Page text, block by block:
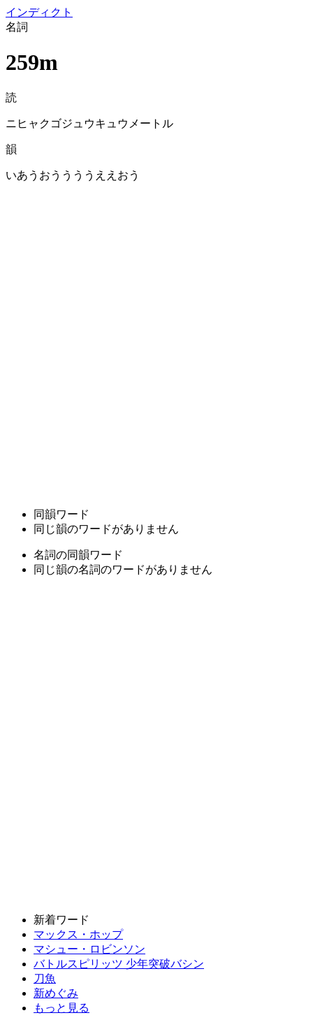
インディクト
名詞
259m
読
ニヒャクゴジュウキュウメートル
韻
いあうおううううええおう
同韻ワード
同じ韻のワードがありません
名詞の同韻ワード
同じ韻の名詞のワードがありません
新着ワード
マックス・ホップ
マシュー・ロビンソン
バトルスピリッツ 少年突破バシン
刀魚
新めぐみ
もっと見る